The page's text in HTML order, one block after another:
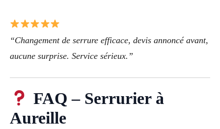
“Changement de serrure efficace, devis annoncé avant,
aucune surprise. Service sérieux.”
FAQ – Serrurier à
Aureille